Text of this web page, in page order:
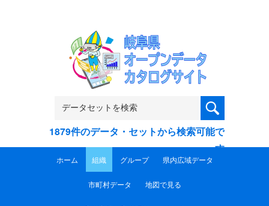
1879件のデータ・セットから検索可能で
す
ホーム 組織 グループ 県内広域データ
市町村データ 地図で見る